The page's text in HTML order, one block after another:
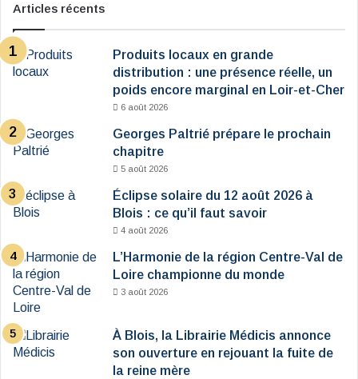
Articles récents
Produits locaux en grande
distribution : une présence réelle, un
poids encore marginal en Loir-et-Cher
6 août 2026
Georges Paltrié prépare le prochain
chapitre
5 août 2026
Éclipse solaire du 12 août 2026 à
Blois : ce qu’il faut savoir
4 août 2026
L’Harmonie de la région Centre-Val de
Loire championne du monde
3 août 2026
À Blois, la Librairie Médicis annonce
son ouverture en rejouant la fuite de
la reine mère